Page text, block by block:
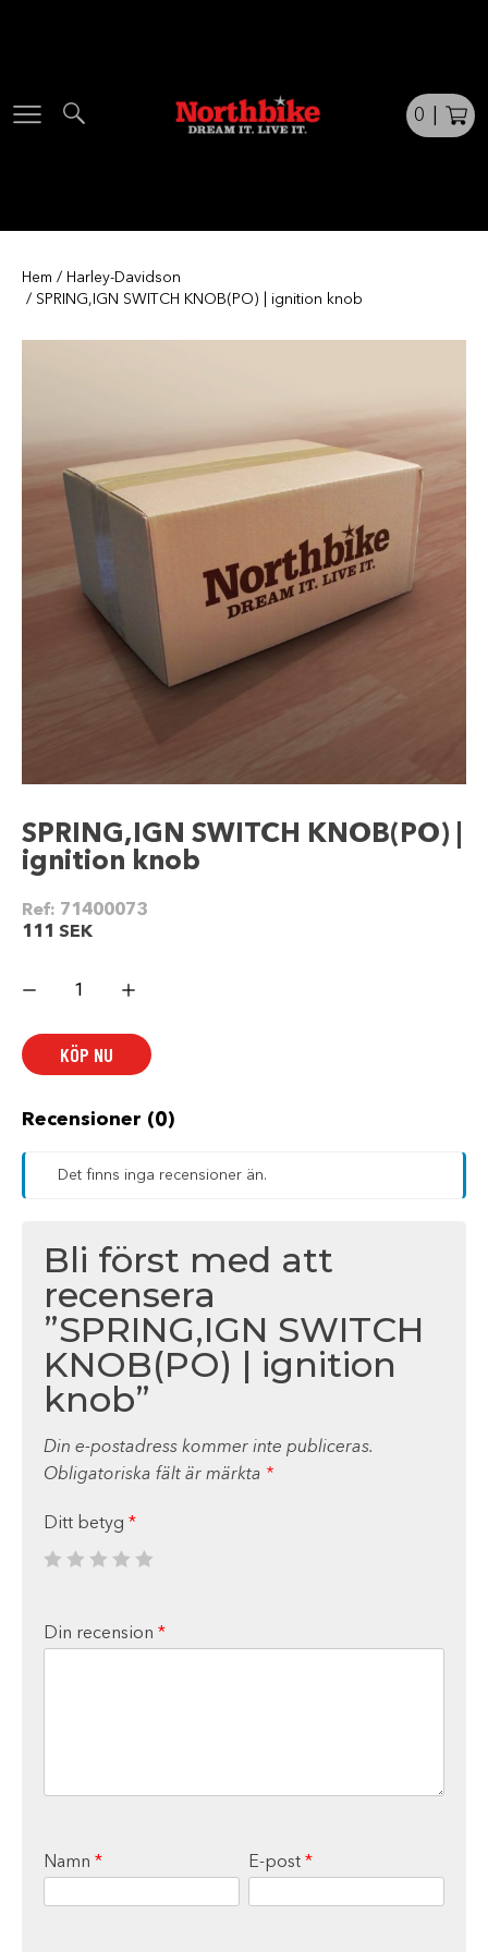
0
Hem / Harley-Davidson
/ SPRING,IGN SWITCH KNOB(PO) | ignition knob
SPRING,IGN SWITCH KNOB(PO) |
ignition knob
Ref: 71400073
111 SEK
SWITCH
ignition
knob
mängd
KÖP NU
Recensioner (0)
Det finns inga recensioner än.
Bli först med att
recensera
”SPRING,IGN SWITCH
KNOB(PO) | ignition
knob”
Din e-postadress kommer inte publiceras.
Obligatoriska fält är märkta *
Ditt betyg *
Din recension *
Namn * E-post *